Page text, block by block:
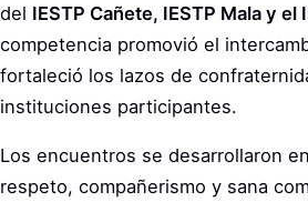
del IESTP Cañete, IESTP Mala y el
competencia promovió el
fortaleció los lazos de
instituciones participantes.
Los encuentros se desarrollaron
respeto, compañerismo y sana